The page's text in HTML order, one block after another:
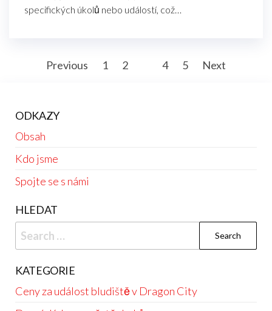
specifických úkolů nebo událostí, což…
PostsPrevious 1 2 4 5 Next
ODKAZY
Obsah
Kdo jsme
Spojte se s námi
HLEDAT
Search
for:
KATEGORIE
Ceny za událost bludiště v Dragon City